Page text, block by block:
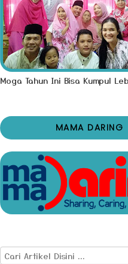
Moga Tahun Ini Bisa Kumpul
MAMA DARING